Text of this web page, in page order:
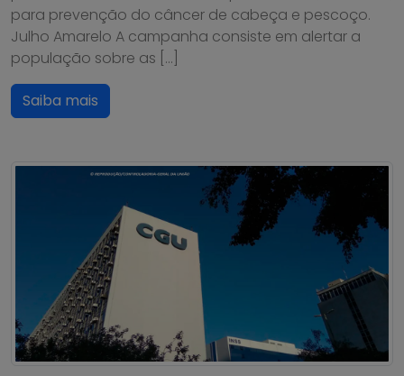
para prevenção do câncer de cabeça e pescoço.
Julho Amarelo A campanha consiste em alertar a
população sobre as […]
Saiba mais